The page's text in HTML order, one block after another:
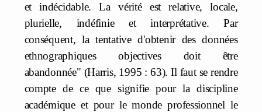
et indécidable. La vérité est relative, locale,
plurielle, indéfinie et interprétative. Par
conséquent, la tentative d'obtenir des données
ethnographiques objectives doit être
abandonnée" (Harris, 1995 : 63). Il faut se rendre
compte de ce que signifie pour la discipline
académique et pour le monde professionnel le